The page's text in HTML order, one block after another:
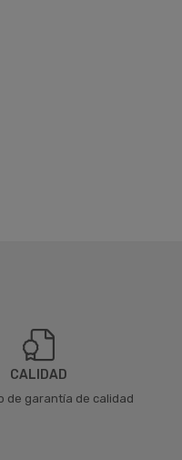
CALIDAD
de garantía de calidad